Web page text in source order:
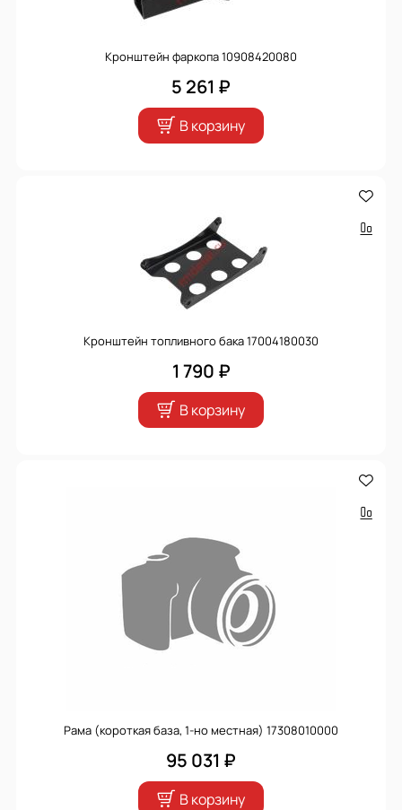
Кронштейн фаркопа 10908420080
5 261 ₽
В корзину
Кронштейн топливного бака 17004180030
1 790 ₽
В корзину
Рама (короткая база, 1-но местная) 17308010000
95 031 ₽
В корзину